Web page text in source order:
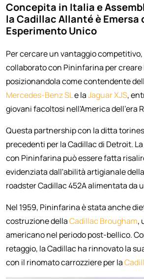
Concepita in Italia e
la Cadillac Allanté è Emersa
Esperimento Unico
Per cercare un vantaggio competitivo,
collaborato con Pininfarina per creare
posizionandola come contendente
Mercedes-Benz SLe laJaguar XJS,
giovani facoltosi nell'America dell'era
Questa partnership con la ditta
precedenti per la Cadillac di Detroit.
con Pininfarina può essere fatta
evidenziata dall'abilità artigianale
roadster Cadillac 452A alimentata da
Nel 1959, Pininfarina è stata anche
costruzione dellaCadillac Brougham,
americano nel periodo post-bellico.
retaggio, la Cadillac ha rinnovato la
con il rinomato carrozziere per la